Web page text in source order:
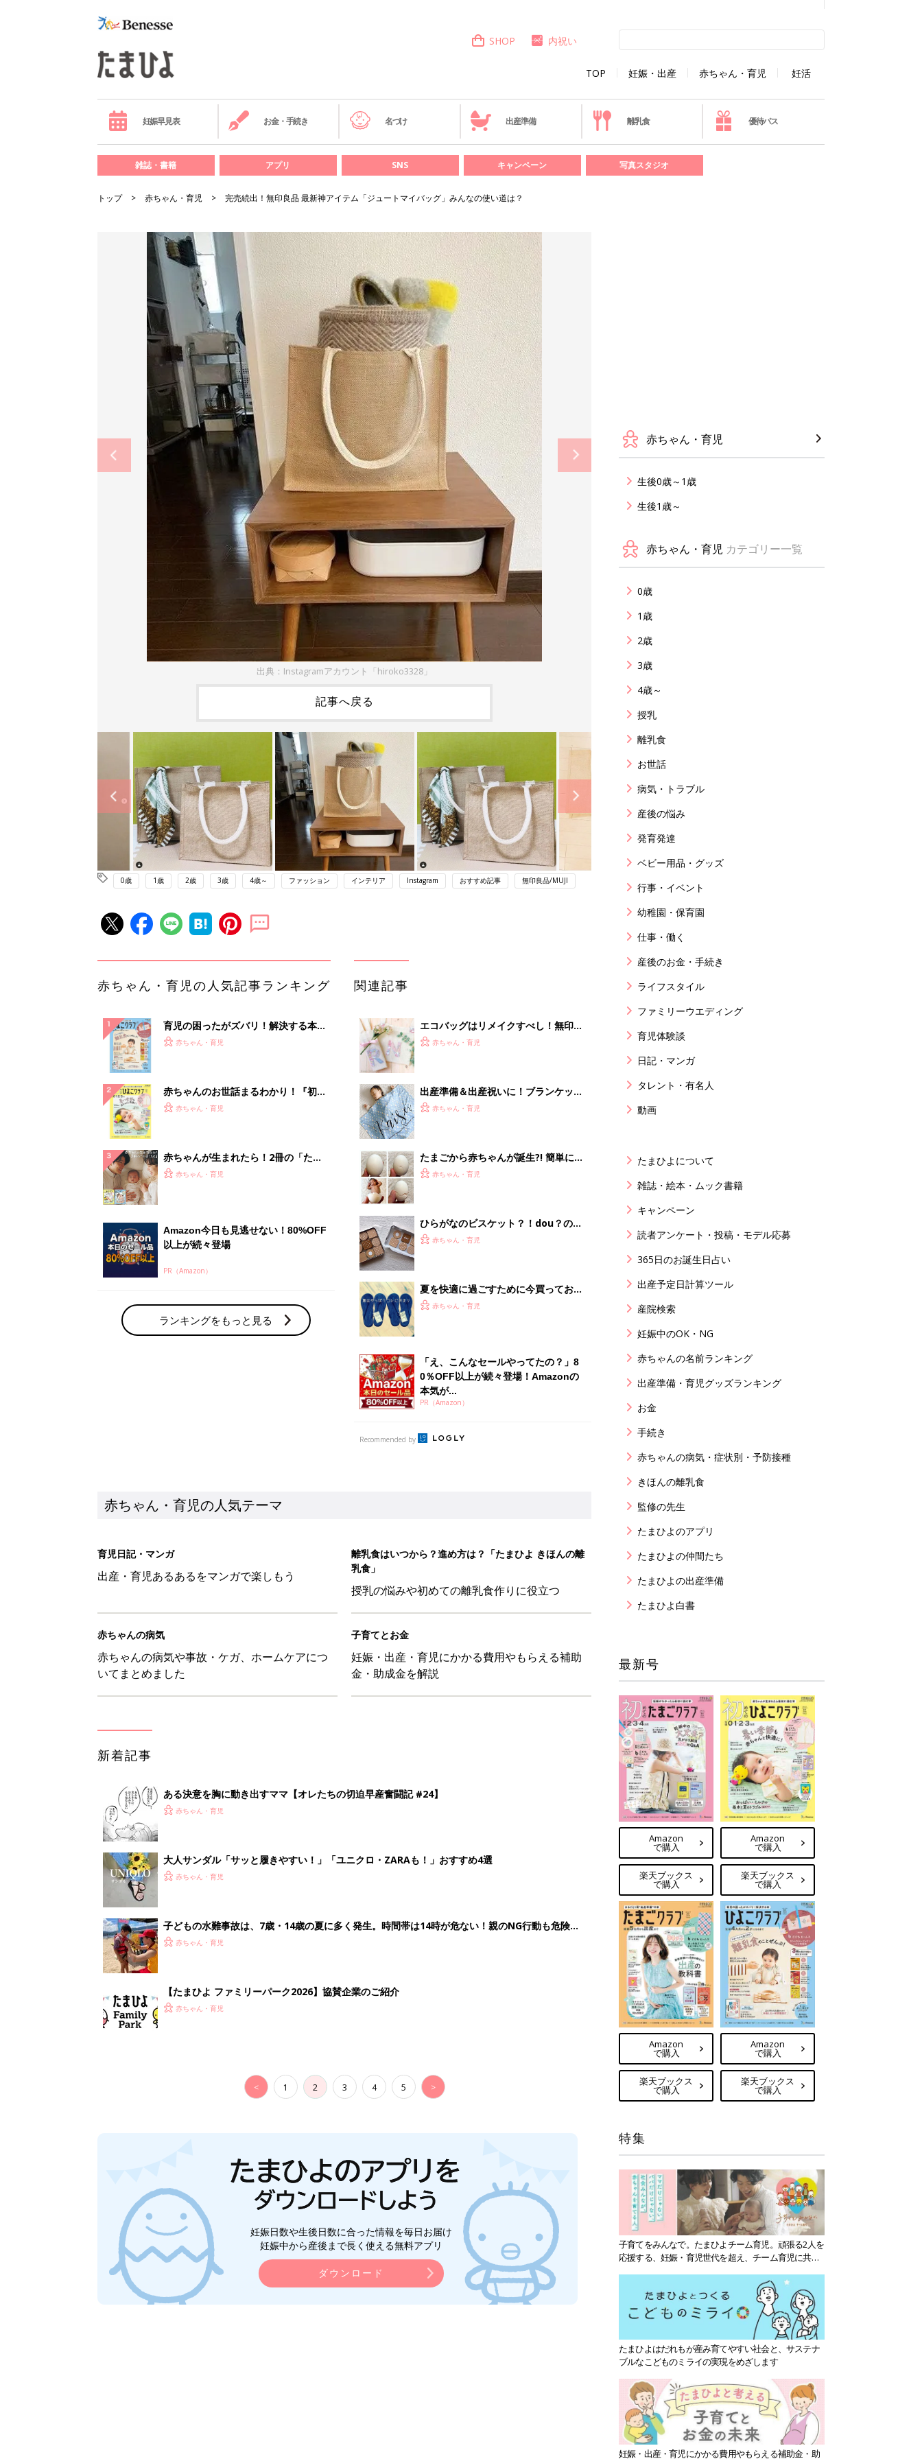
TOP 妊娠・出産 赤ちゃん・育児 妊活
SHOP 内祝い
妊娠早見表 お金・手続き 名づけ 出産準備 離乳食 優待パス
雑誌・書籍 アプリ SNS キャンペーン 写真スタジオ
トップ 赤ちゃん・育児 完売続出！無印良品 最新神アイテム「ジュートマイバッグ」みんなの使い道は？
出典：Instagramアカウント「hiroko3328」
記事へ戻る
0歳 1歳 2歳 3歳 4歳～ ファッション インテリア Instagram おすすめ記事 無印良品/MUJI
赤ちゃん・育児の人気記事ランキング
育児の困ったがズバリ！解決する本
『ひよこクラブ 秋号』 4カ月～2才
赤ちゃん・育児
赤ちゃんのお世話まるわかり！『初め
てのひよこクラブ 夏号』〈巻頭大特
赤ちゃん・育児
赤ちゃんが生まれたら！2冊の「たま
ひよ」
赤ちゃん・育児
Amazon今日も見逃せない！80%OFF
以上が続々登場
PR（Amazon）
ランキングをもっと見る
関連記事
エコバッグはリメイクすべし！無印良
品のリメイクバッグ5選
赤ちゃん・育児
出産準備＆出産祝いに！ブランケット
は名前入りがトレンド！
赤ちゃん・育児
たまごから赤ちゃんが誕生?! 簡単にま
ねできちゃうおもしろアイデアフォト
赤ちゃん・育児
ひらがなのビスケット？！dou？の木
製おもちゃが最高にオシャレ！
赤ちゃん・育児
夏を快適に過ごすために今買っておく
べき無印良品の初夏グッズ１１連発
赤ちゃん・育児
「え、こんなセールやってたの？」8
0％OFF以上が続々登場！Amazonの
本気が...
PR（Amazon）
Recommended by
赤ちゃん・育児の人気テーマ
育児日記・マンガ
出産・育児あるあるをマンガで楽しもう
離乳食はいつから？進め方は？「たまひよ きほんの離
乳食」
授乳の悩みや初めての離乳食作りに役立つ
赤ちゃんの病気
赤ちゃんの病気や事故・ケガ、ホームケアにつ
いてまとめました
子育てとお金
妊娠・出産・育児にかかる費用やもらえる補助
金・助成金を解説
新着記事
ある決意を胸に動き出すママ【オレたちの切迫早産奮闘記 #24】
赤ちゃん・育児
大人サンダル「サッと履きやすい！」「ユニクロ・ZARAも！」おすすめ4選
赤ちゃん・育児
子どもの水難事故は、7歳・14歳の夏に多く発生。時間帯は14時が危ない！親のNG行動も危険を
まねく【専門家】
赤ちゃん・育児
【たまひよ ファミリーパーク2026】協賛企業のご紹介
赤ちゃん・育児
< 1 2 3 4 5 >
妊娠日数や生後日数に合った情報を毎日お届け
妊娠中から産後まで長く使える無料アプリ
ダウンロード
赤ちゃん・育児
生後0歳～1歳
生後1歳～
赤ちゃん・育児 カテゴリー一覧
0歳
1歳
2歳
3歳
4歳～
授乳
離乳食
お世話
病気・トラブル
産後の悩み
発育発達
ベビー用品・グッズ
行事・イベント
幼稚園・保育園
仕事・働く
産後のお金・手続き
ライフスタイル
ファミリーウエディング
育児体験談
日記・マンガ
タレント・有名人
動画
たまひよについて
雑誌・絵本・ムック書籍
キャンペーン
読者アンケート・投稿・モデル応募
365日のお誕生日占い
出産予定日計算ツール
産院検索
妊娠中のOK・NG
赤ちゃんの名前ランキング
出産準備・育児グッズランキング
お金
手続き
赤ちゃんの病気・症状別・予防接種
きほんの離乳食
監修の先生
たまひよのアプリ
たまひよの仲間たち
たまひよの出産準備
たまひよ白書
最新号
Amazon
で購入
楽天ブックス
で購入
Amazon
で購入
楽天ブックス
で購入
Amazon
で購入
楽天ブックス
で購入
Amazon
で購入
楽天ブックス
で購入
特集
子育てをみんなで。たまひよチーム育児。頑張る2人を
応援する、妊娠・育児世代を超え、チーム育児に共感
たまひよはだれもが産み育てやすい社会と、サステナ
ブルなこどものミライの実現をめざします
妊娠・出産・育児にかかる費用やもらえる補助金・助